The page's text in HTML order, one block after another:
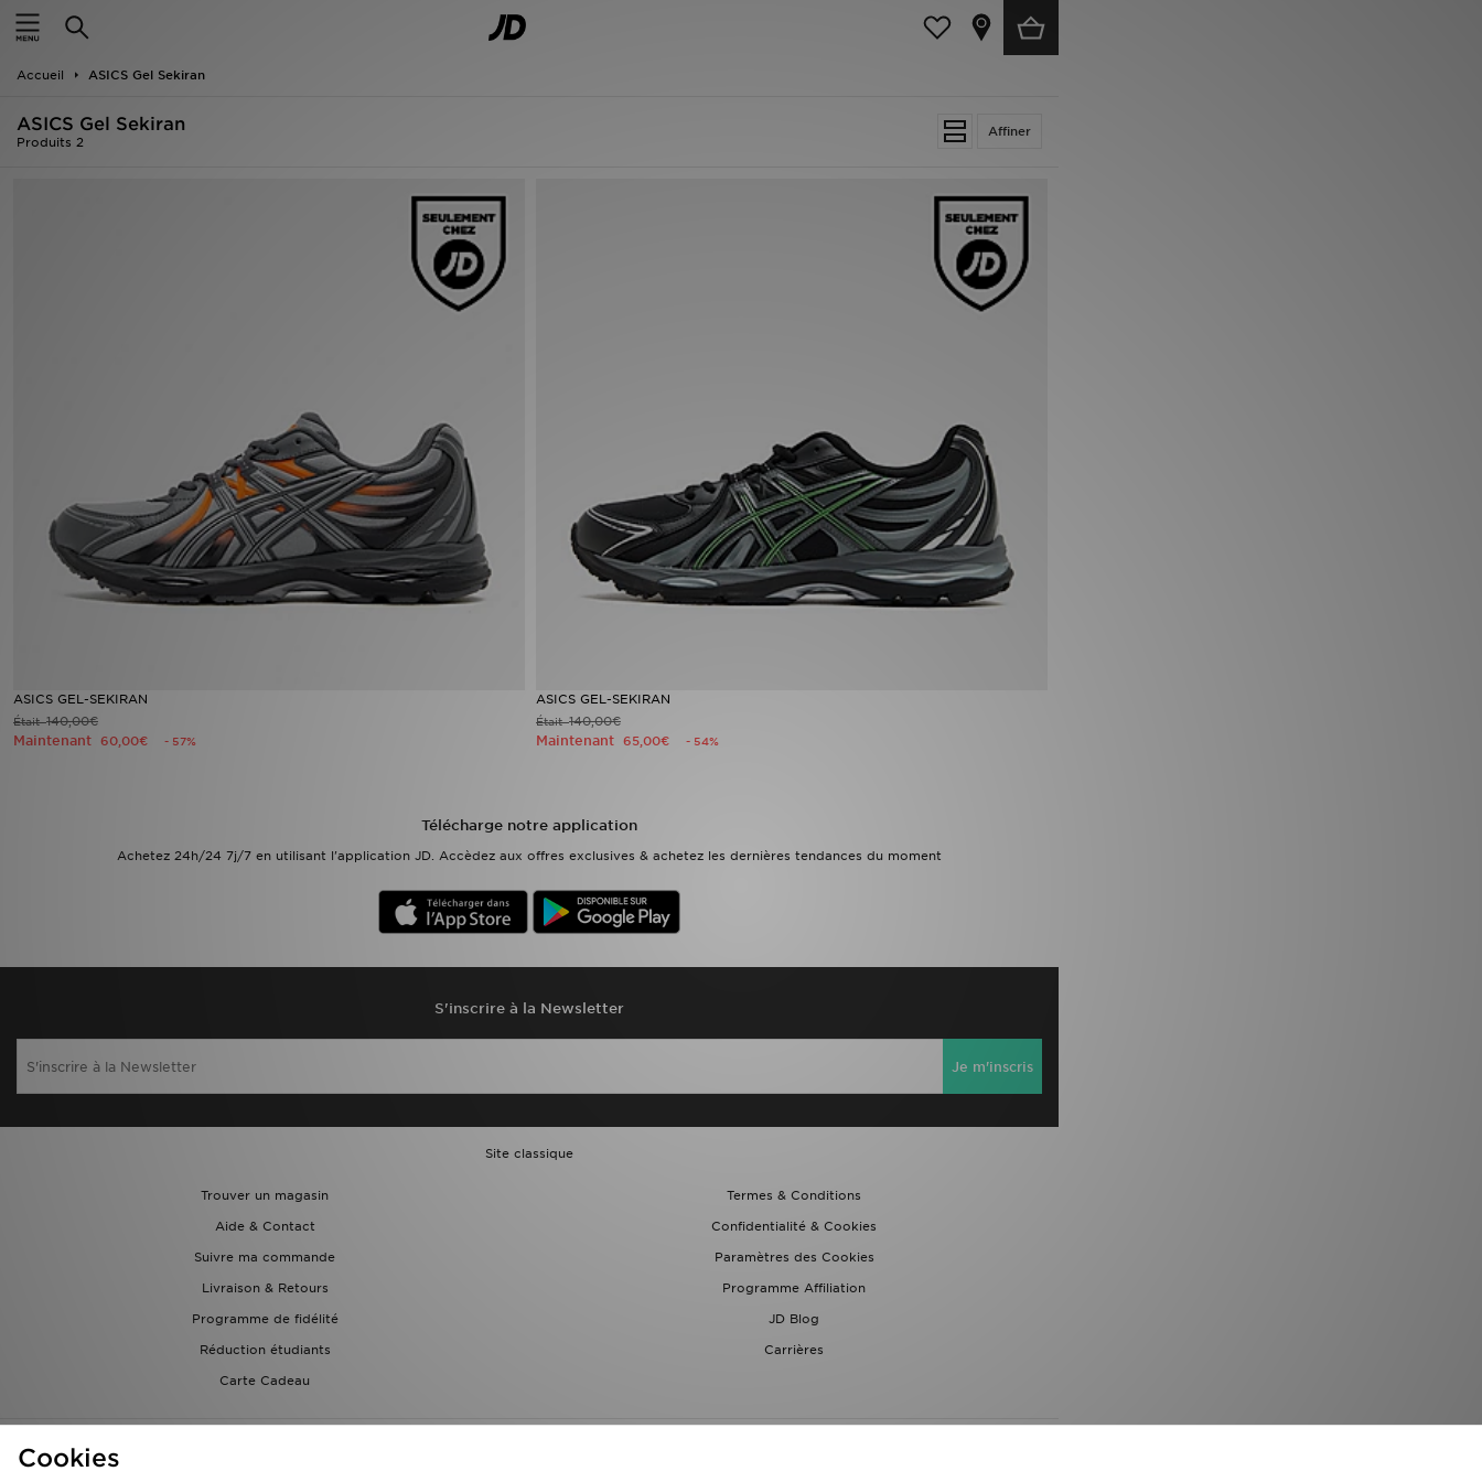
Accueil ASICS Gel Sekiran
Affiner
ASICS Gel Sekiran
Produits 2
ASICS GEL-SEKIRAN
Était140,00€
Maintenant 60,00€ - 57%
ASICS GEL-SEKIRAN
Était140,00€
Maintenant 65,00€ - 54%
Télécharge notre application
Achetez 24h/24 7j/7 en utilisant l'application JD. Accèdez aux offres exclusives & achetez les dernières tendances du moment
S'inscrire à la Newsletter
Je m'inscris
Site classique
Trouver un magasin
Termes & Conditions
Aide & Contact
Confidentialité & Cookies
Suivre ma commande
Paramètres des Cookies
Livraison & Retours
Programme Affiliation
Programme de fidélité
JD Blog
Réduction étudiants
Carrières
Carte Cadeau
Accueil
Homme
Mon JD
Suivre Ma Commande
Nos Magasins
Télécharge l'Appli
Cookies